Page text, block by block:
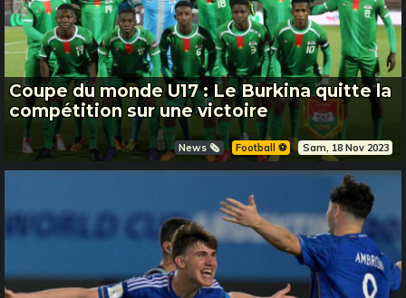
Coupe du monde U17 : Le Burkina quitte la
compétition sur une victoire
News 🗞️ Football ⚽️ Sam, 18 Nov 2023